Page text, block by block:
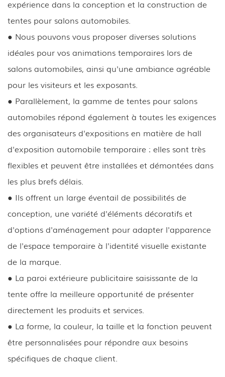
expérience dans la conception et la construction de
tentes pour salons automobiles.
● Nous pouvons vous proposer diverses solutions
idéales pour vos animations temporaires lors de
salons automobiles, ainsi qu'une ambiance agréable
pour les visiteurs et les exposants.
● Parallèlement, la gamme de tentes pour salons
automobiles répond également à toutes les exigences
des organisateurs d'expositions en matière de hall
d'exposition automobile temporaire : elles sont très
flexibles et peuvent être installées et démontées dans
les plus brefs délais.
● Ils offrent un large éventail de possibilités de
conception, une variété d'éléments décoratifs et
d'options d'aménagement pour adapter l'apparence
de l'espace temporaire à l'identité visuelle existante
de la marque.
● La paroi extérieure publicitaire saisissante de la
tente offre la meilleure opportunité de présenter
directement les produits et services.
● La forme, la couleur, la taille et la fonction peuvent
être personnalisées pour répondre aux besoins
spécifiques de chaque client.